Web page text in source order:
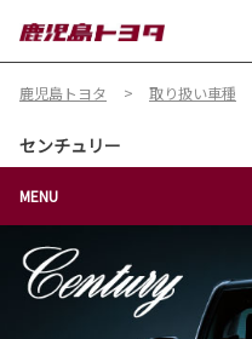
鹿児島トヨタ 取り扱い車種
センチュリー
MENU